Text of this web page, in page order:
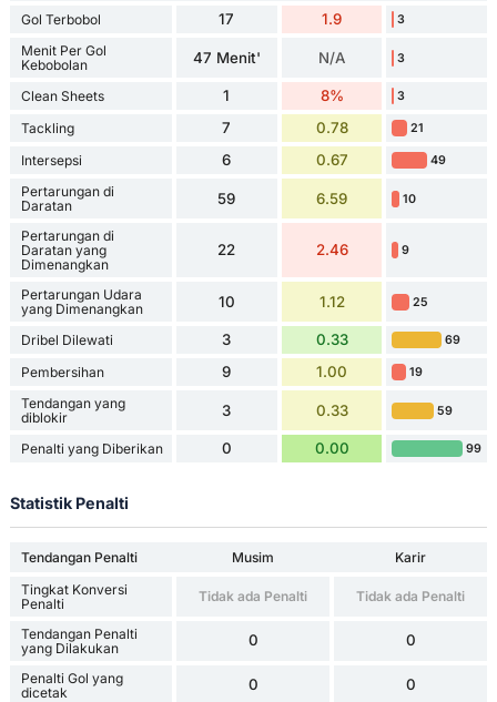
Gol Terbobol
17 1.9 3
Menit Per Gol
Kebobolan
47 Menit' N/A 3
Clean Sheets 1 8% 3
Tackling 7 0.78 21
Intersepsi 6 0.67 49
Pertarungan di
Daratan
59 6.59 10
Pertarungan di
Daratan yang
Dimenangkan
22 2.46 9
Pertarungan Udara
yang Dimenangkan
10 1.12 25
Dribel Dilewati 3 0.33 69
Pembersihan 9 1.00 19
Tendangan yang
diblokir
3 0.33 59
Penalti yang Diberikan 0 0.00 99
Statistik Penalti
Tendangan Penalti Musim
Karir
Tingkat Konversi
Penalti
Tidak ada Penalti Tidak ada Penalti
Tendangan Penalti
yang Dilakukan
0 0
Penalti Gol yang
dicetak
0 0